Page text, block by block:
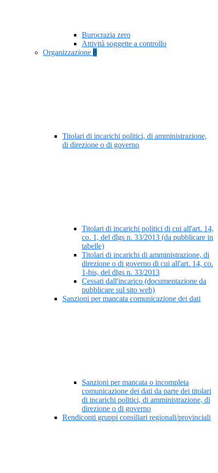
Burocrazia zero
Attività soggette a controllo
Organizzazione 8
Titolari di incarichi politici, di amministrazione,
di direzione o di governo
Titolari di incarichi politici di cui all'art. 14,
co. 1, del dlgs n. 33/2013 (da pubblicare in
tabelle)
Titolari di incarichi di amministrazione, di
direzione o di governo di cui all'art. 14, co.
1-bis, del dlgs n. 33/2013
Cessati dall'incarico (documentazione da
pubblicare sul sito web)
Sanzioni per mancata comunicazione dei dati
Sanzioni per mancata o incompleta
comunicazione dei dati da parte dei titolari
di incarichi politici, di amministrazione, di
direzione o di governo
Rendiconti gruppi consiliari regionali/provinciali